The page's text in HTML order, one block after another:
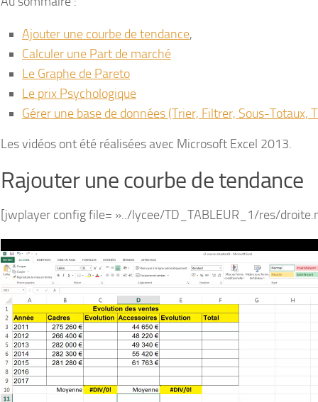
Ajouter une courbe de tendance,
Calculer une Part de marché
Le Graphe de Pareto
Le prix Psychologique
Gérer une base de données (Trier, Filtrer, Sous-Totaux,
Les vidéos ont été réalisées avec Microsoft Excel 2013.
Rajouter une courbe de tendance
[jwplayer config file= »../lycee/TD_TABLEUR_1/res/